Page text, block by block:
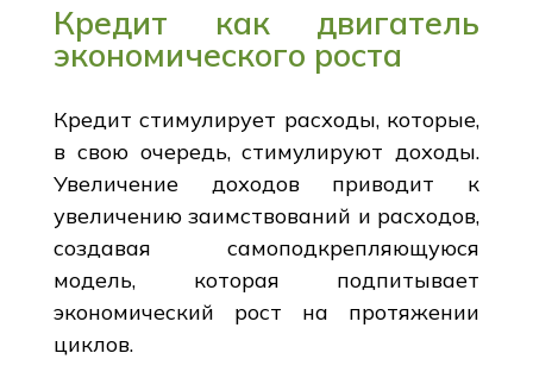
Кредит как двигатель
экономического роста
Кредит стимулирует расходы, которые,
в свою очередь, стимулируют доходы.
Увеличение доходов приводит к
увеличению заимствований и расходов,
создавая самоподкрепляющуюся
модель, которая подпитывает
экономический рост на протяжении
циклов.